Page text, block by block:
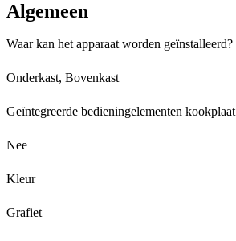
Algemeen
Waar kan het apparaat worden geïnstalleerd?
Onderkast, Bovenkast
Geïntegreerde bedieningelementen kookplaat
Nee
Kleur
Grafiet